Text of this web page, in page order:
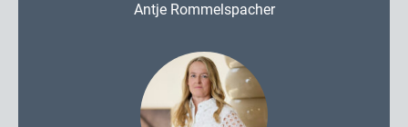
Antje Rommelspacher